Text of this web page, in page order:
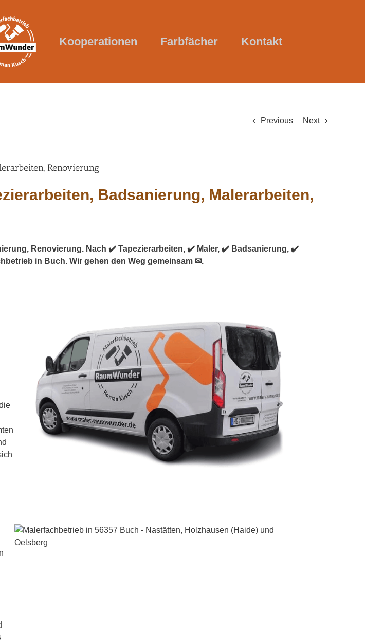
Kooperationen Farbfächer Kontakt
Previous Next
Renovierung
Renovierung. Nach ✔️ Tapezierarbeiten, ✔️ Maler, ✔️ Badsanierung, ✔️
in Buch. Wir gehen den Weg gemeinsam ✉.